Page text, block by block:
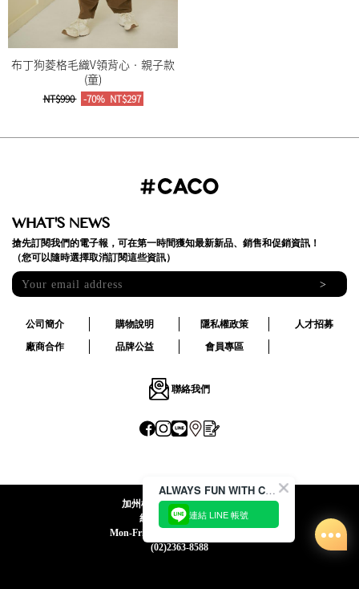
布丁狗菱格毛織V領背心‧親子款
(童)
NT$990 -70% NT$297
WHAT'S NEWS
搶先訂閱我們的電子報，可在第一時間獲知最新新品、銷售和促銷資訊！
（您可以隨時選擇取消訂閱這些資訊）
>
公司簡介 購物說明 隱私權政策
人才招募
廠商合作
品牌公益 會員專區
聯絡我們
加州椰子國際股份有限公司
統一編號:24492069
Mon-Fri 09:00-12:30 / 13:30-18:00
(02)2363-8588
ALWAYS FUN WITH CACO !
連結 LINE 帳號